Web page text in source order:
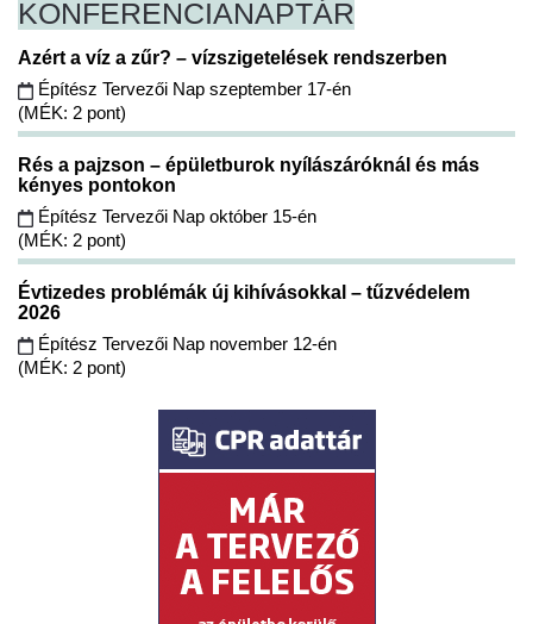
KONFERENCIANAPTÁR
Azért a víz a zűr? – vízszigetelések rendszerben
Építész Tervezői Nap szeptember 17-én
(MÉK: 2 pont)
Rés a pajzson – épületburok nyílászáróknál és más
kényes pontokon
Építész Tervezői Nap október 15-én
(MÉK: 2 pont)
Évtizedes problémák új kihívásokkal – tűzvédelem
2026
Építész Tervezői Nap november 12-én
(MÉK: 2 pont)